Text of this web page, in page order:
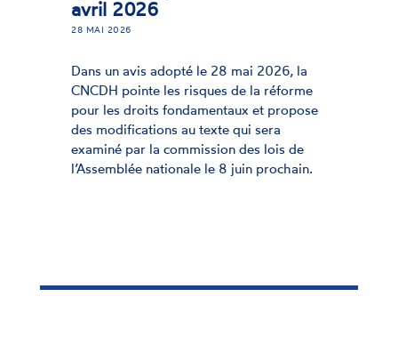
avril 2026
28 MAI 2026
Dans un avis adopté le 28 mai 2026, la
CNCDH pointe les risques de la réforme
pour les droits fondamentaux et propose
des modifications au texte qui sera
examiné par la commission des lois de
l’Assemblée nationale le 8 juin prochain.